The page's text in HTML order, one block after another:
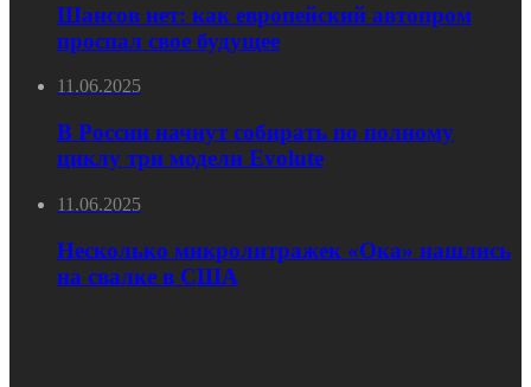
Шансов нет: как европейский автопром
проспал свое будущее
11.06.2025
В России начнут собирать по полному
циклу три модели Evolute
11.06.2025
Несколько микролитражек «Ока» нашлись
на свалке в США